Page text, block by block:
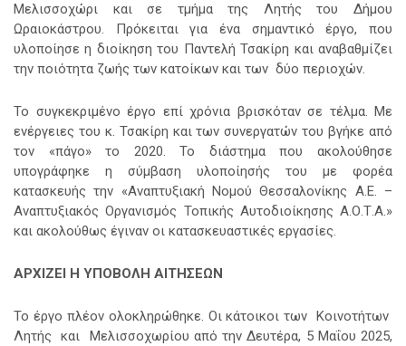
Μελισσοχώρι και σε τμήμα της Λητής του Δήμου
Ωραιοκάστρου. Πρόκειται για ένα σημαντικό έργο, που
υλοποίησε η διοίκηση του Παντελή Τσακίρη και αναβαθμίζει
την ποιότητα ζωής των κατοίκων και των δύο περιοχών.
Το συγκεκριμένο έργο επί χρόνια βρισκόταν σε τέλμα. Με
ενέργειες του κ. Τσακίρη και των συνεργατών του βγήκε από
τον «πάγο» το 2020. Το διάστημα που ακολούθησε
υπογράφηκε η σύμβαση υλοποίησής του με φορέα
κατασκευής την «Αναπτυξιακή Νομού Θεσσαλονίκης Α.Ε. –
Αναπτυξιακός Οργανισμός Τοπικής Αυτοδιοίκησης Α.Ο.Τ.Α.»
και ακολούθως έγιναν οι κατασκευαστικές εργασίες.
ΑΡΧΙΖΕΙ Η ΥΠΟΒΟΛΗ ΑΙΤΗΣΕΩΝ
Το έργο πλέον ολοκληρώθηκε. Οι κάτοικοι των Κοινοτήτων
Λητής και Μελισσοχωρίου από την Δευτέρα, 5 Μαΐου 2025,